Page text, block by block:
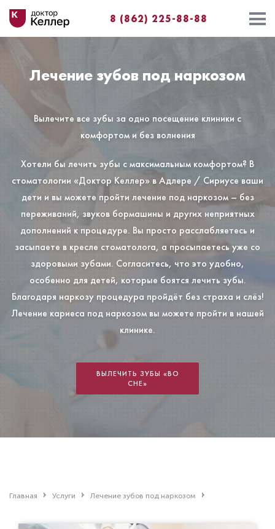
8 (862) 225-88-88⁣⁣
Лечение зубов под наркозом
Вылечите все зубы за одно посещение клиники с
комфортом и без волнения
Хотели бы лечить зубы с максимальным комфортом? В
стоматологии «Доктор Келлер» в Адлере / Сириусе ваши
дети и вы можете пройти лечение под наркозом – без
переживаний, звуков бормашины и других неприятных
дополнений к процедуре. Вы просто расслабляетесь и
засыпаете в кресле стоматолога, а просыпаетесь уже со
здоровыми зубами. Согласитесь, что это удобно,
особенно для детей, которые боятся лечить зубы.
Благодаря наркозу процедура пройдёт без страха и слёз!
Лечение кариеса под наркозом вы можете пройти в нашей
клинике.
ВЫЛЕЧИТЬ ЗУБЫ «ВО
СНЕ»
Главная Услуги Лечение зубов под наркозом